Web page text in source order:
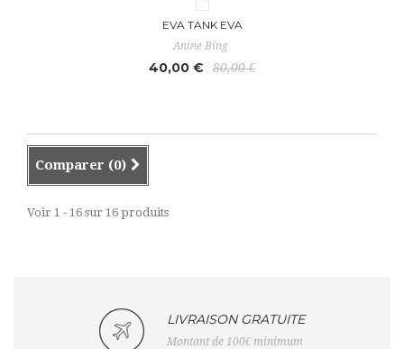
EVA TANK EVA
Anine Bing
40,00 € 80,00 €
Comparer (0)
Voir 1 - 16 sur 16 produits
LIVRAISON GRATUITE
Montant de 100€ minimum